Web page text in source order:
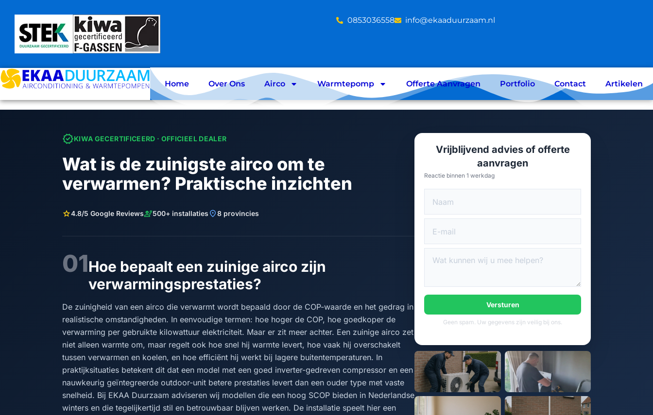
content
‪0853036558 info@ekaaduurzaam.nl
Home Over Ons Airco Warmtepomp Offerte Aanvragen Portfolio Contact Artikelen
verifiedKIWA GECERTIFICEERD · OFFICIEEL DEALER
Wat is de zuinigste airco om te
verwarmen? Praktische inzichten
star4.8/5 Google Reviewsengineering500+ installaties location_on8 provincies
01Hoe bepaalt een zuinige airco zijn
verwarmingsprestaties?
De zuinigheid van een airco die verwarmt wordt bepaald door de COP-waarde en het gedrag in
realistische omstandigheden. In eenvoudige termen: hoe hoger de COP, hoe goedkoper de
verwarming per gebruikte kilowattuur elektriciteit. Maar er zit meer achter. Een zuinige airco zet
niet alleen warmte om, maar regelt ook hoe snel hij warmte levert, hoe vaak hij overschakelt
tussen verwarmen en koelen, en hoe efficiënt hij werkt bij lagere buitentemperaturen. In
praktijksituaties betekent dit dat een model met een goed inverter-gedreven compressor en een
nauwkeurig geïntegreerde outdoor-unit betere prestaties levert dan een ouder type met vaste
snelheid. Bij EKAA Duurzaam adviseren wij modellen die een hoog SCOP bieden in Nederlandse
winters en die tegelijkertijd stil en betrouwbaar blijven werken. De installatie speelt hier een
Vrijblijvend advies of offerte
aanvragen
Reactie binnen 1 werkdag
Versturen
Geen spam. Uw gegevens zijn veilig bij ons.